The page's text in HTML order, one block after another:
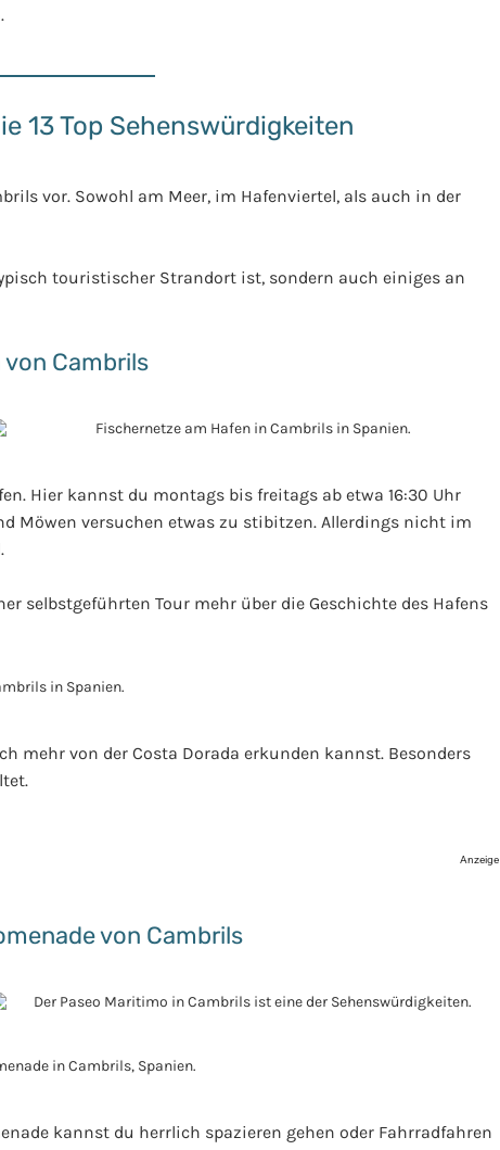
13 Top Sehenswürdigkeiten
vor. Sowohl am Meer, im Hafenviertel, als auch in der
touristischer Strandort ist, sondern auch einiges an
von Cambrils
Hier kannst du montags bis freitags ab etwa 16:30 Uhr
Möwen versuchen etwas zu stibitzen. Allerdings nicht im
selbstgeführten Tour mehr über die Geschichte des Hafens
mehr von der Costa Dorada erkunden kannst. Besonders
Anzeige
von Cambrils
kannst du herrlich spazieren gehen oder Fahrradfahren